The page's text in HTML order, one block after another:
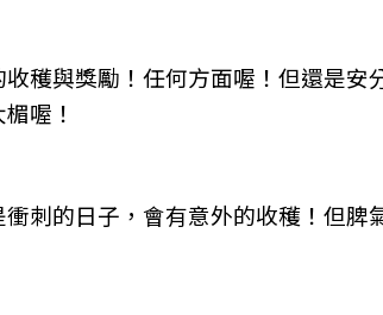
穫與獎勵！任何方面喔！但還是安
喔！
刺的日子，會有意外的收穫！但脾